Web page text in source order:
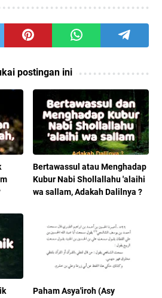
postingan ini
Bertawassul atau Menghadap
Kubur Nabi Shollallahu 'alaihi
wa sallam, Adakah Dalilnya ?
Paham Asya'iroh (Asy